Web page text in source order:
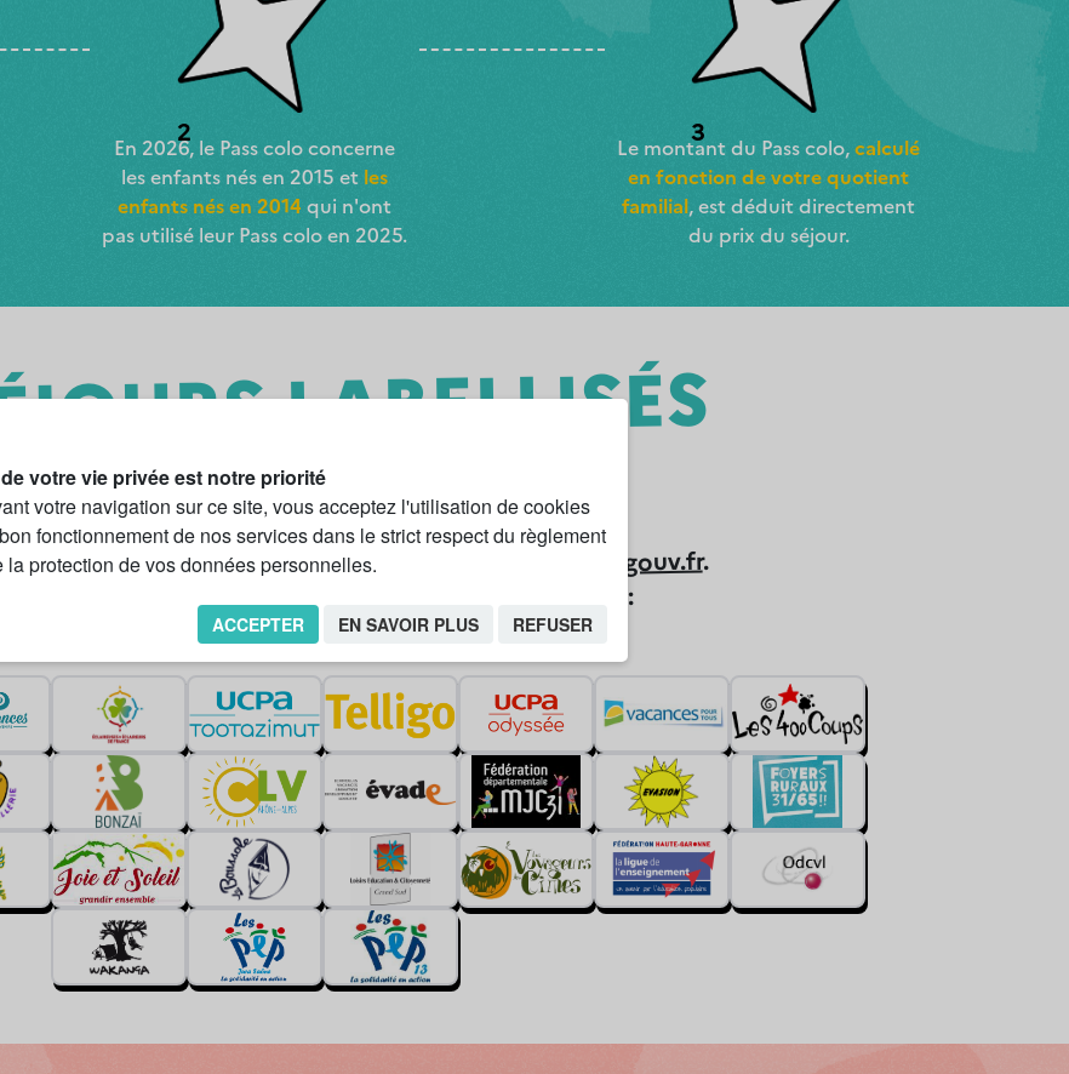
2
En 2026, le Pass colo concerne
les enfants nés en 2015 et les
enfants nés en 2014 qui n'ont
pas utilisé leur Pass colo en 2025.
3
Le montant du Pass colo,calculé
en fonction de votre quotient
familial, est déduit directement
du prix du séjour.
LABELLISÉS
PASS COLO
labellisés Pass colo est disponible sur jeunes.gouv.fr.
membres de JPA proposent aussis des séjours :
votre vie privée est notre priorité
votre navigation sur ce site, vous acceptez l'utilisation de cookies
fonctionnement de nos services dans le strict respect du règlement
la protection de vos données personnelles.
ACCEPTER EN SAVOIR PLUS REFUSER